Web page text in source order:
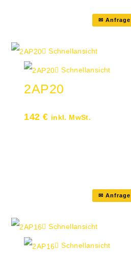
✉ Anfrage
Schnellansicht
✉ Anfrage
Schnellansicht
2AP20
142€ inkl. MwSt.
Schnellansicht
Schnellansicht